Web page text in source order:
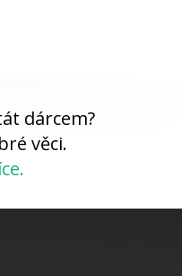
dárcem?
věci.